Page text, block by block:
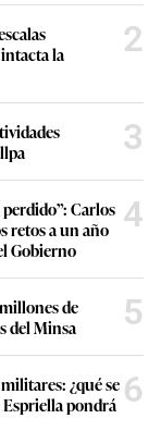
la
2
3
Carlos
retos a un año
Gobierno
4
de
del Minsa
5
¿qué se
Espriella pondrá 6